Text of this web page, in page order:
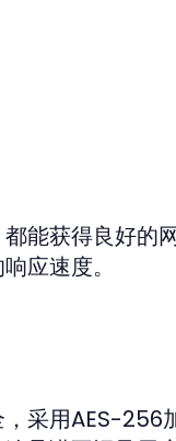
能获得良好的
应速度。
采用AES-256